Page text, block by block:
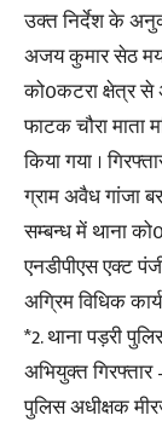
उक्त निर्देश के
अजय कुमार सेठ मय
को0कटरा क्षेत्र से
फाटक चौरा माता
किया गया ।
ग्राम अवैध गांजा
सम्बन्ध में थाना
एनडीपीएस एक्ट
अग्रिम विधिक
*2. थाना पड़री
अभियुक्त
पुलिस अधीक्षक